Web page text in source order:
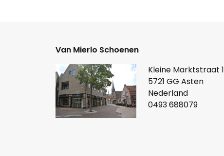
Van Mierlo Schoenen
Kleine Marktstraat 1
5721 GG Asten
Nederland
0493 688079